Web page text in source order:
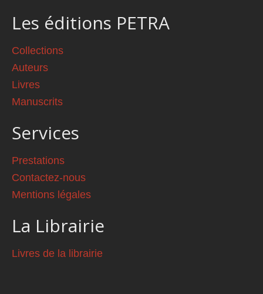
Les éditions PETRA
Collections
Auteurs
Livres
Manuscrits
Services
Prestations
Contactez-nous
Mentions légales
La Librairie
Livres de la librairie